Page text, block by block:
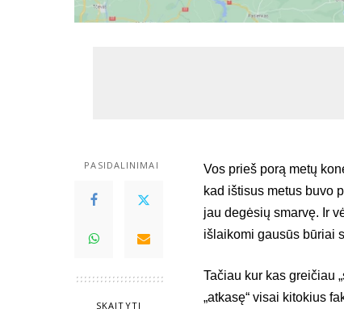
PASIDALINIMAI
SKAITYTI
Vos prieš porą metų
kad ištisus metus buvo
jau degėsių smarvę. Ir
išlaikomi gausūs būriai
Tačiau kur kas greičiau
„atkasę“ visai kitokius